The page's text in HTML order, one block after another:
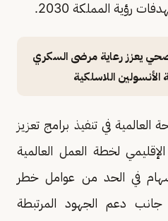
رؤية المملكة 2030.
يعزز رعاية مرضى السكري
اللاسلكية
في تنفيذ برامج تعزيز
لخطة العمل العالمية
في الحد من عوامل خطر
جانب دعم الجهود المرتبطة